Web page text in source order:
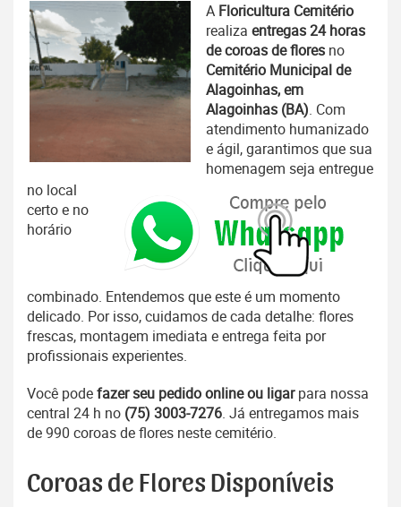
A Floricultura Cemitério
realiza entregas 24 horas
de coroas de flores no
Cemitério Municipal de
Alagoinhas, em
Alagoinhas (BA). Com
atendimento humanizado
e ágil, garantimos que sua
homenagem seja entregue
no local
certo e no
horário
combinado. Entendemos que este é um momento
delicado. Por isso, cuidamos de cada detalhe: flores
frescas, montagem imediata e entrega feita por
profissionais experientes.
Você podefazer seu pedido online ou ligarpara nossa
central 24 h no (75) 3003-7276. Já entregamos mais
de 990 coroas de flores neste cemitério.
Coroas de Flores Disponíveis